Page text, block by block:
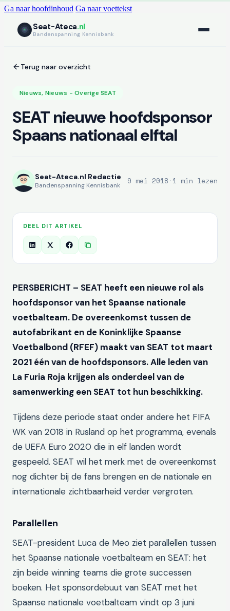
Ga naar hoofdinhoud Ga naar voettekst
Seat-Ateca.nl
Bandenspanning Kennisbank
Terug naar overzicht
Nieuws, Nieuws - Overige SEAT
SEAT nieuwe hoofdsponsor
Spaans nationaal elftal
Seat-Ateca.nl Redactie
Bandenspanning Kennisbank 9 mei 2018 · 1 min lezen
DEEL DIT ARTIKEL
PERSBERICHT – SEAT heeft een nieuwe rol als
hoofdsponsor van het Spaanse nationale
voetbalteam. De overeenkomst tussen de
autofabrikant en de Koninklijke Spaanse
Voetbalbond (RFEF) maakt van SEAT tot maart
2021 één van de hoofdsponsors. Alle leden van
La Furia Roja krijgen als onderdeel van de
samenwerking een SEAT tot hun beschikking.
Tijdens deze periode staat onder andere het FIFA
WK van 2018 in Rusland op het programma, evenals
de UEFA Euro 2020 die in elf landen wordt
gespeeld. SEAT wil het merk met de overeenkomst
nog dichter bij de fans brengen en de nationale en
internationale zichtbaarheid verder vergroten.
Parallellen
SEAT-president Luca de Meo ziet parallellen tussen
het Spaanse nationale voetbalteam en SEAT: het
zijn beide winning teams die grote successen
boeken. Het sponsordebuut van SEAT met het
Spaanse nationale voetbalteam vindt op 3 juni